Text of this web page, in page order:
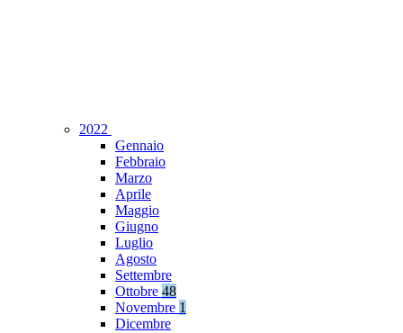
2022
Gennaio
Febbraio
Marzo
Aprile
Maggio
Giugno
Luglio
Agosto
Settembre
Ottobre 48
Novembre 1
Dicembre